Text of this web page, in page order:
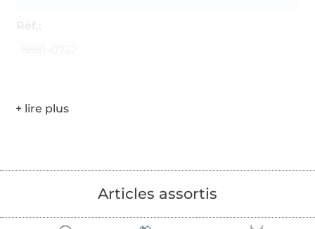
Réf.:
Articles assortis